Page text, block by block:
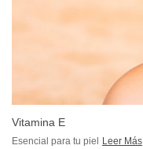
Vitamina E
Esencial para tu piel
Leer Más